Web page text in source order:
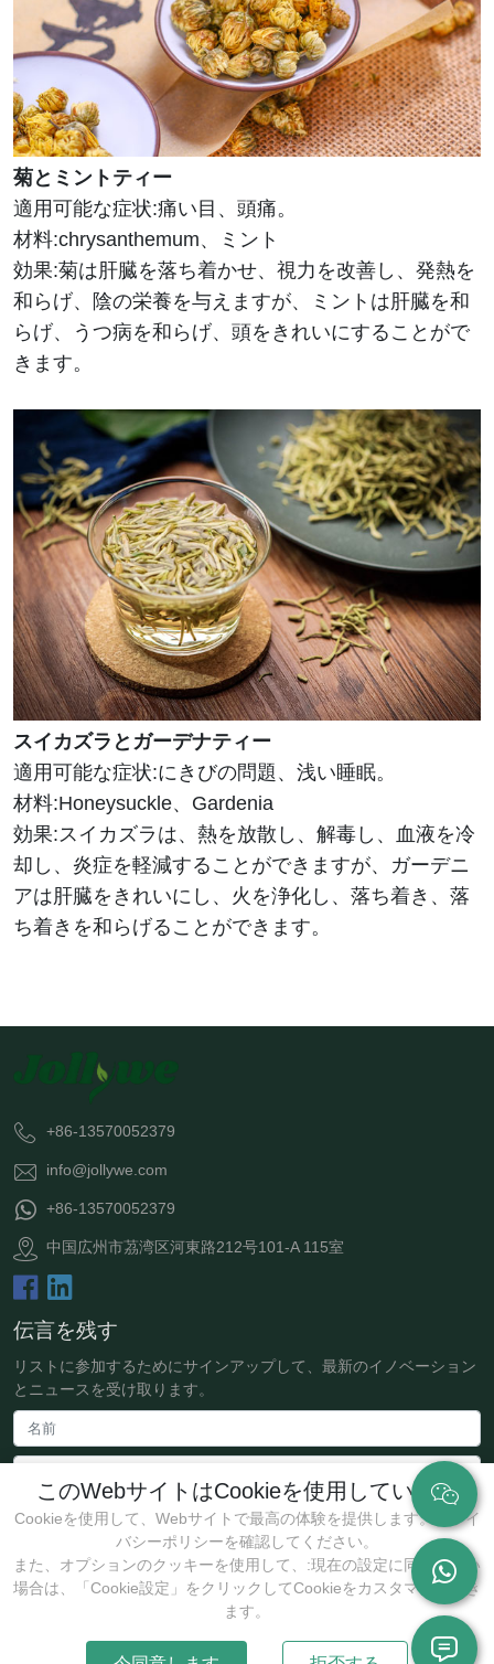
菊とミントティー
適用可能な症状:痛い目、頭痛。
材料:chrysanthemum、ミント
効果:菊は肝臓を落ち着かせ、視力を改善し、発熱を
和らげ、陰の栄養を与えますが、ミントは肝臓を和
らげ、うつ病を和らげ、頭をきれいにすることがで
きます。
スイカズラとガーデナティー
適用可能な症状:にきびの問題、浅い睡眠。
材料:Honeysuckle、Gardenia
効果:スイカズラは、熱を放散し、解毒し、血液を冷
却し、炎症を軽減することができますが、ガーデニ
アは肝臓をきれいにし、火を浄化し、落ち着き、落
ち着きを和らげることができます。
このWebサイトはCookieを使用しています
Cookieを使用して、Webサイトで最高の体験を提供します。プライ
バシーポリシーを確認してください。
また、オプションのクッキーを使用して、:現在の設定に同意しない
場合は、「Cookie設定」をクリックしてCookieをカスタマイズでき
ます。
+86-13570052379
info@jollywe.com
+86-13570052379
中国広州市茘湾区河東路212号101-A 115室
伝言を残す
リストに参加するためにサインアップして、最新のイノベーション
とニュースを受け取ります。